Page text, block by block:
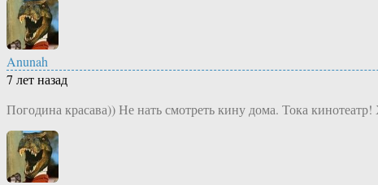
Anunah
7 лет назад
Погодина красава)) Не нать смотреть кину дома. Тока